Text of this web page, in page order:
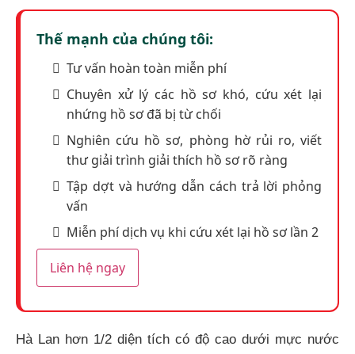
Thế mạnh của chúng tôi:
Tư vấn hoàn toàn miễn phí
Chuyên xử lý các hồ sơ khó, cứu xét lại
nhứng hồ sơ đã bị từ chối
Nghiên cứu hồ sơ, phòng hờ rủi ro, viết
thư giải trình giải thích hồ sơ rõ ràng
Tập dợt và hướng dẫn cách trả lời phỏng
vấn
Miễn phí dịch vụ khi cứu xét lại hồ sơ lần 2
Liên hệ ngay
Hà Lan hơn 1/2 diện tích có độ cao dưới mực nước